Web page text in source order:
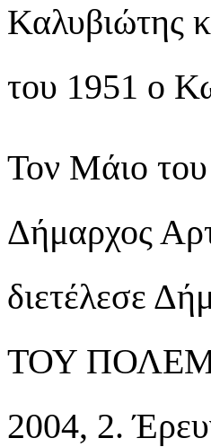
Καλυβιώτης
του 1951 ο
Τον Μάιο του
Δήμαρχος
διετέλεσε
ΤΟΥ
2004, 2.